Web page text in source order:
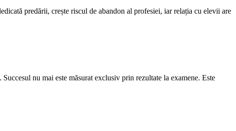
predării, crește riscul de abandon al profesiei, iar relația cu elevii are
nu mai este măsurat exclusiv prin rezultate la examene. Este